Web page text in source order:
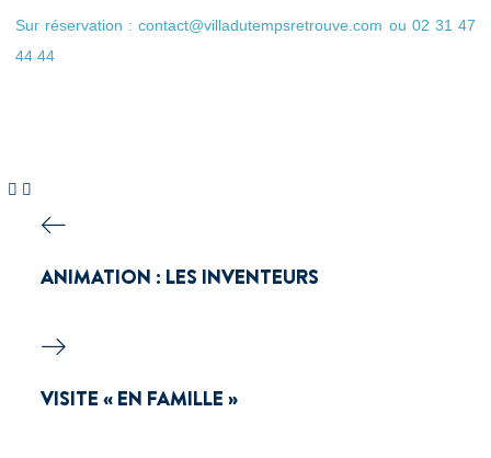
Sur réservation : contact@villadutempsretrouve.com ou 02 31 47
44 44
ANIMATION : LES INVENTEURS
VISITE « EN FAMILLE »